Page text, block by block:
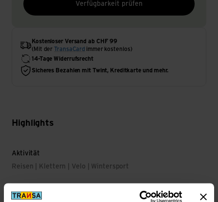
Verfügbarkeit prüfen
Kostenloser Versand ab CHF 99
(Mit der
TransaCard immer kostenlos)
14-Tage Widerrufsrecht
Sicheres Bezahlen mit Twint, Kreditkarte und mehr.
Highlights
Aktivität
Reisen | Klettern | Velo | Wintersport
Nachhaltigkeit